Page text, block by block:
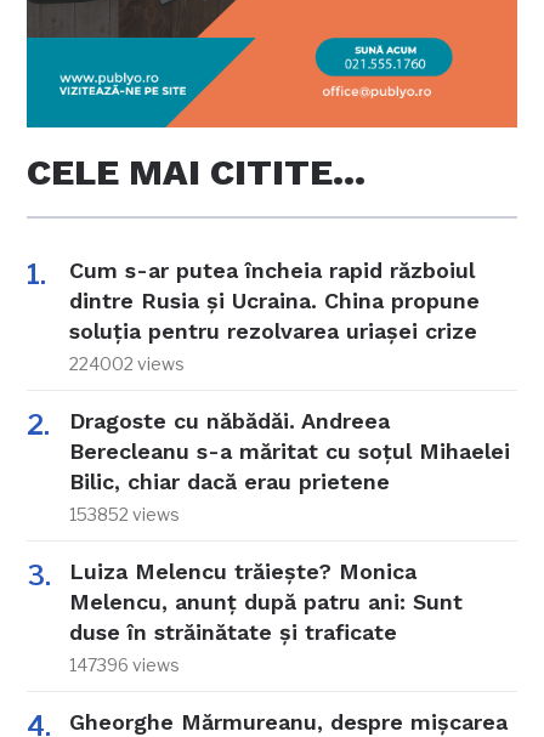
CELE MAI CITITE…
Cum s-ar putea încheia rapid războiul
dintre Rusia și Ucraina. China propune
soluția pentru rezolvarea uriașei crize
224002 views
Dragoste cu năbădăi. Andreea
Berecleanu s-a măritat cu soțul Mihaelei
Bilic, chiar dacă erau prietene
153852 views
Luiza Melencu trăiește? Monica
Melencu, anunț după patru ani: Sunt
duse în străinătate și traficate
147396 views
Gheorghe Mărmureanu, despre mișcarea